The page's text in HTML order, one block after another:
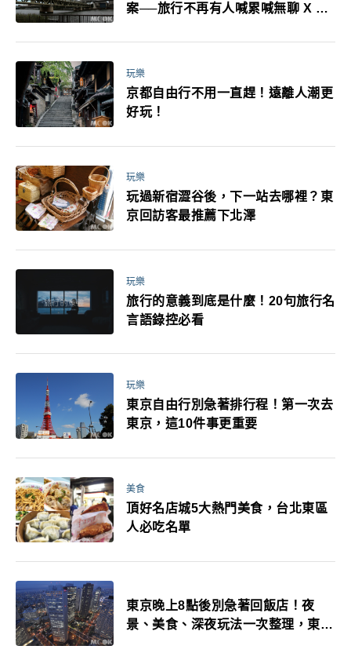
案──旅行不再有人喊累喊無聊 X 爸
玩樂
京都自由行不用一直趕！遠離人潮更
好玩！
玩樂
玩過新宿澀谷後，下一站去哪裡？東
京回訪客最推薦下北澤
玩樂
旅行的意義到底是什麼！20句旅行名
言語錄控必看
玩樂
東京自由行別急著排行程！第一次去
東京，這10件事更重要
美食
頂好名店城5大熱門美食，台北東區
人必吃名單
東京晚上8點後別急著回飯店！夜
景、美食、深夜玩法一次整理，東京